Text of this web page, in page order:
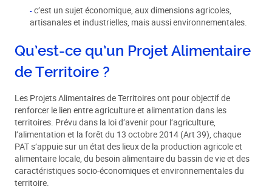
c’est un sujet économique, aux dimensions agricoles,
artisanales et industrielles, mais aussi environnementales.
Qu’est-ce qu’un Projet Alimentaire
de Territoire ?
Les Projets Alimentaires de Territoires ont pour objectif de
renforcer le lien entre agriculture et alimentation dans les
territoires. Prévu dans la loi d’avenir pour l’agriculture,
l’alimentation et la forêt du 13 octobre 2014 (Art 39), chaque
PAT s’appuie sur un état des lieux de la production agricole et
alimentaire locale, du besoin alimentaire du bassin de vie et des
caractéristiques socio-économiques et environnementales du
territoire.